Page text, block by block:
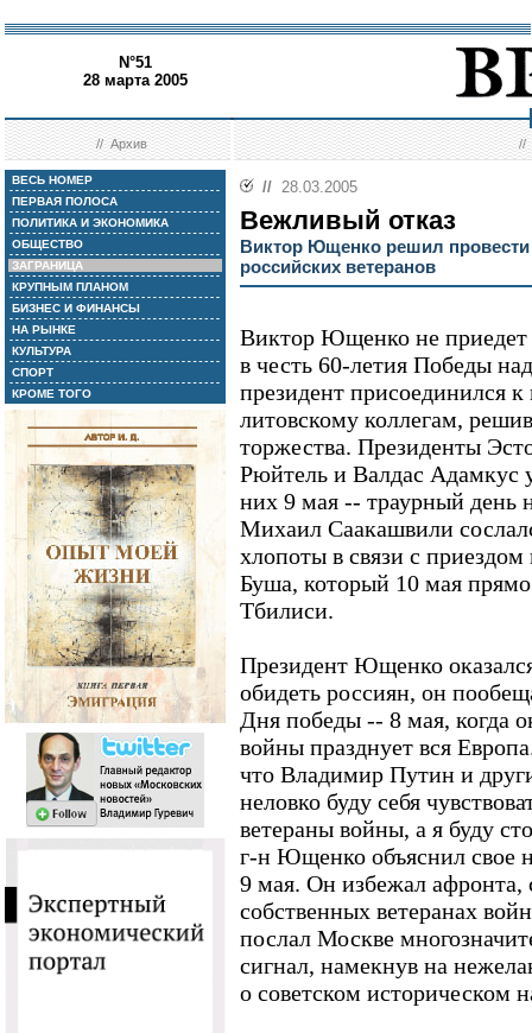
N°51
28 марта 2005
//Архив //
ВЕСЬ НОМЕР
ПЕРВАЯ ПОЛОСА
ПОЛИТИКА И ЭКОНОМИКА
ОБЩЕСТВО
ЗАГРАНИЦА
КРУПНЫМ ПЛАНОМ
БИЗНЕС И ФИНАНСЫ
НА РЫНКЕ
КУЛЬТУРА
СПОРТ
КРОМЕ ТОГО
// 28.03.2005
Вежливый отказ
Виктор Ющенко решил провести
российских ветеранов
Виктор Ющенко не приедет
в честь 60-летия Победы
президент присоединился
литовскому коллегам,
торжества. Президенты
Рюйтель и Валдас Адамкус
них 9 мая -- траурный день
Михаил Саакашвили
хлопоты в связи с
Буша, который 10 мая
Тбилиси.
Президент Ющенко
обидеть россиян, он
Дня победы -- 8 мая, когда
войны празднует вся
что Владимир Путин и
неловко буду себя
ветераны войны, а я буду
г-н Ющенко объяснил свое
9 мая. Он избежал афронта,
собственных ветеранах
послал Москве
сигнал, намекнув на
о советском историческом